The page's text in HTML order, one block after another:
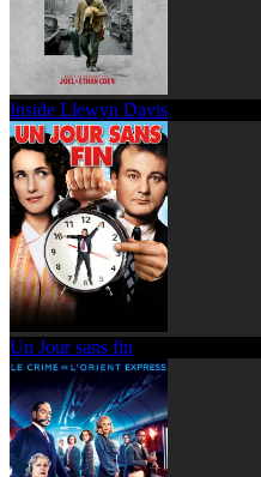
Inside Llewyn Davis
Un Jour sans fin